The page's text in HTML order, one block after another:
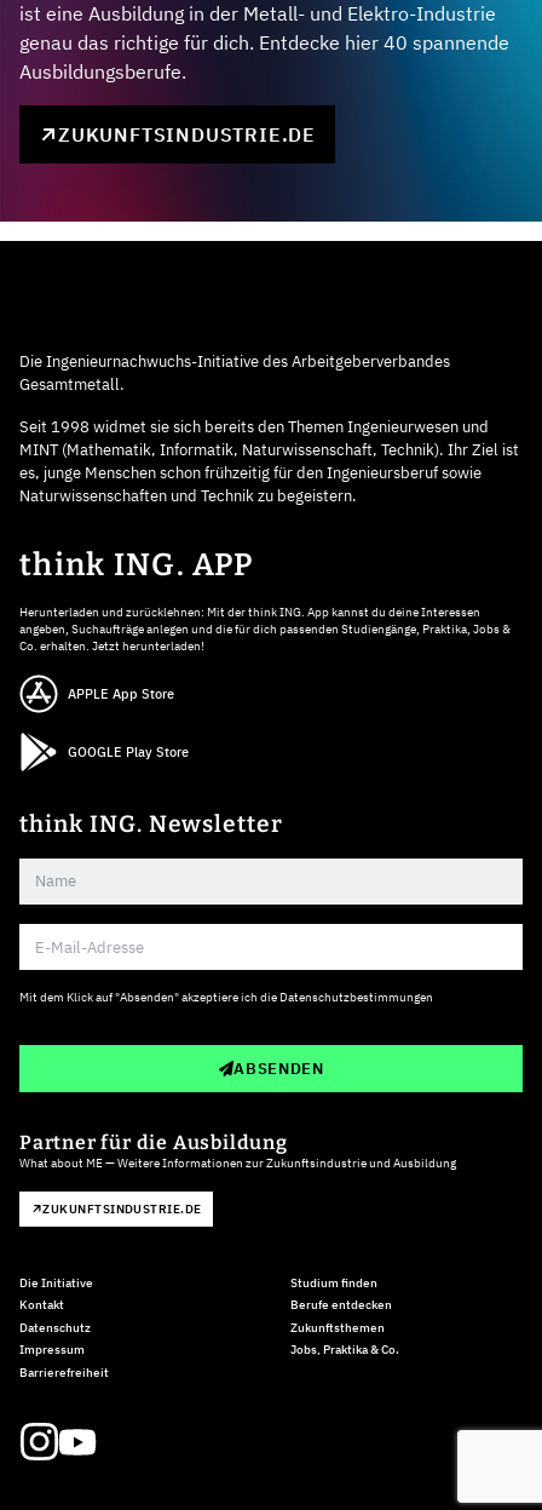
ist eine Ausbildung in der Metall- und Elektro-Industrie
genau das richtige für dich. Entdecke hier 40 spannende
Ausbildungsberufe.
ZUKUNFTSINDUSTRIE.DE
Die Ingenieurnachwuchs-Initiative des Arbeitgeberverbandes
Gesamtmetall.
Seit 1998 widmet sie sich bereits den Themen Ingenieurwesen und
MINT (Mathematik, Informatik, Naturwissenschaft, Technik). Ihr Ziel ist
es, junge Menschen schon frühzeitig für den Ingenieursberuf sowie
Naturwissenschaften und Technik zu begeistern.
think ING. APP
Herunterladen und zurücklehnen: Mit der think ING. App kannst du deine Interessen
angeben, Suchaufträge anlegen und die für dich passenden Studiengänge, Praktika, Jobs &
Co. erhalten. Jetzt herunterladen!
APPLE App Store
GOOGLE Play Store
think ING. Newsletter
Mit dem Klick auf "Absenden" akzeptiere ich die Datenschutzbestimmungen
ABSENDEN
Partner für die Ausbildung
What about ME — Weitere Informationen zur Zukunftsindustrie und Ausbildung
ZUKUNFTSINDUSTRIE.DE
Die Initiative
Kontakt
Datenschutz
Impressum
Barrierefreiheit
Studium finden
Berufe entdecken
Zukunftsthemen
Jobs, Praktika & Co.